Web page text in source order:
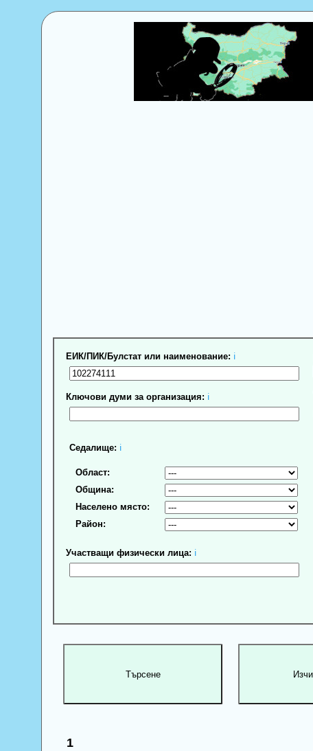
ЕИК/ПИК/Булстат или наименование: ℹ
Ключови думи за организация: ℹ
Седалище: ℹ
Област:
Община:
Населено място:
Район:
Участващи физически лица: ℹ
1